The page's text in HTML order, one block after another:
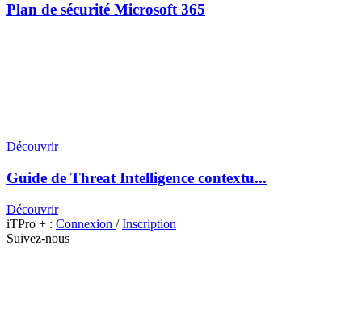
Plan de sécurité Microsoft 365
Découvrir
Guide de Threat Intelligence contextu...
Découvrir
iTPro + : Connexion /Inscription
Suivez-nous